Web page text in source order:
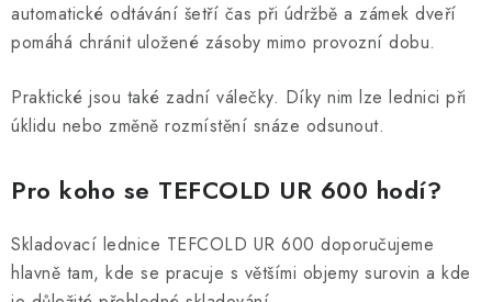
automatické odtávání šetří čas při údržbě a zámek dveří
pomáhá chránit uložené zásoby mimo provozní dobu.
Praktické jsou také zadní válečky. Díky nim lze lednici při
úklidu nebo změně rozmístění snáze odsunout.
Pro koho se TEFCOLD UR 600 hodí?
Skladovací lednice TEFCOLD UR 600 doporučujeme
hlavně tam, kde se pracuje s většími objemy surovin a kde